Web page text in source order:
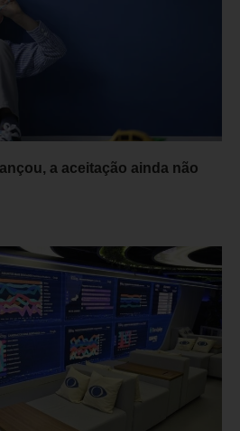
a aceitação ainda não